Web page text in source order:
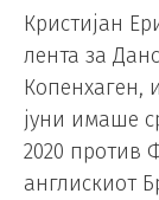
Кристијан
лента за
Копенхаген,
јуни имаше
2020 против
англискиот